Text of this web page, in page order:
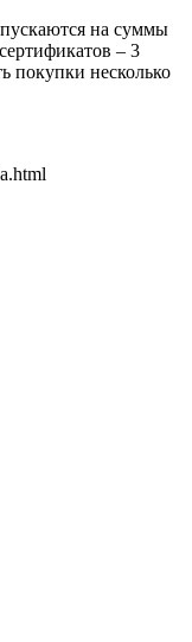
на суммы
– 3
покупки несколько